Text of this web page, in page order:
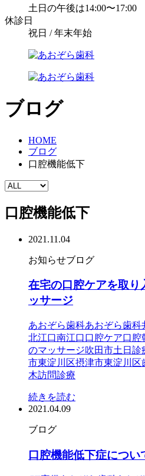
土日の午後は14:00〜17:00
休診日
祝日 / 年末年始
ブログ
HOME
ブログ
口腔機能低下
口腔機能低下
2021.11.04
お知らせブログ
在宅の口腔ケアを取り
ッサージ
あおぞら歯科あおぞら歯科
北江口南江口口腔ケア口腔
のマッサージ吹田市土日診
市東淀川区摂津市東淀川区
木訪問診療
続きを読む
2021.04.09
ブログ
口腔機能低下症につい